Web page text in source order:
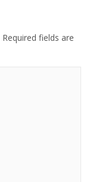
Required fields are